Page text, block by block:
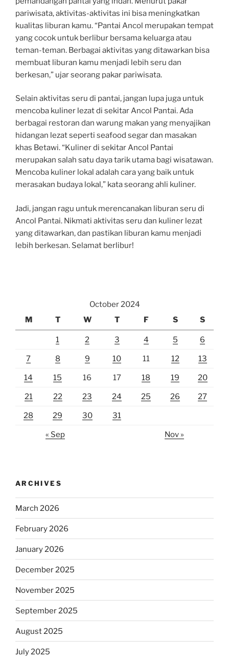
pariwisata, aktivitas-aktivitas ini bisa meningkatkan
kualitas liburan kamu. “Pantai Ancol merupakan tempat
yang cocok untuk berlibur bersama keluarga atau
teman-teman. Berbagai aktivitas yang ditawarkan bisa
membuat liburan kamu menjadi lebih seru dan
berkesan,” ujar seorang pakar pariwisata.
Selain aktivitas seru di pantai, jangan lupa juga untuk
mencoba kuliner lezat di sekitar Ancol Pantai. Ada
berbagai restoran dan warung makan yang menyajikan
hidangan lezat seperti seafood segar dan masakan
khas Betawi. “Kuliner di sekitar Ancol Pantai
merupakan salah satu daya tarik utama bagi wisatawan.
Mencoba kuliner lokal adalah cara yang baik untuk
merasakan budaya lokal,” kata seorang ahli kuliner.
Jadi, jangan ragu untuk merencanakan liburan seru di
Ancol Pantai. Nikmati aktivitas seru dan kuliner lezat
yang ditawarkan, dan pastikan liburan kamu menjadi
lebih berkesan. Selamat berlibur!
October 2024
M
T W T F S S
1 2 3 4 5 6
7 8 9 10 11 12 13
14 15 16 17 18 19 20
21 22 23 24 25 26 27
28 29 30 31
« Sep Nov »
ARCHIVES
March 2026
February 2026
January 2026
December 2025
November 2025
September 2025
August 2025
July 2025